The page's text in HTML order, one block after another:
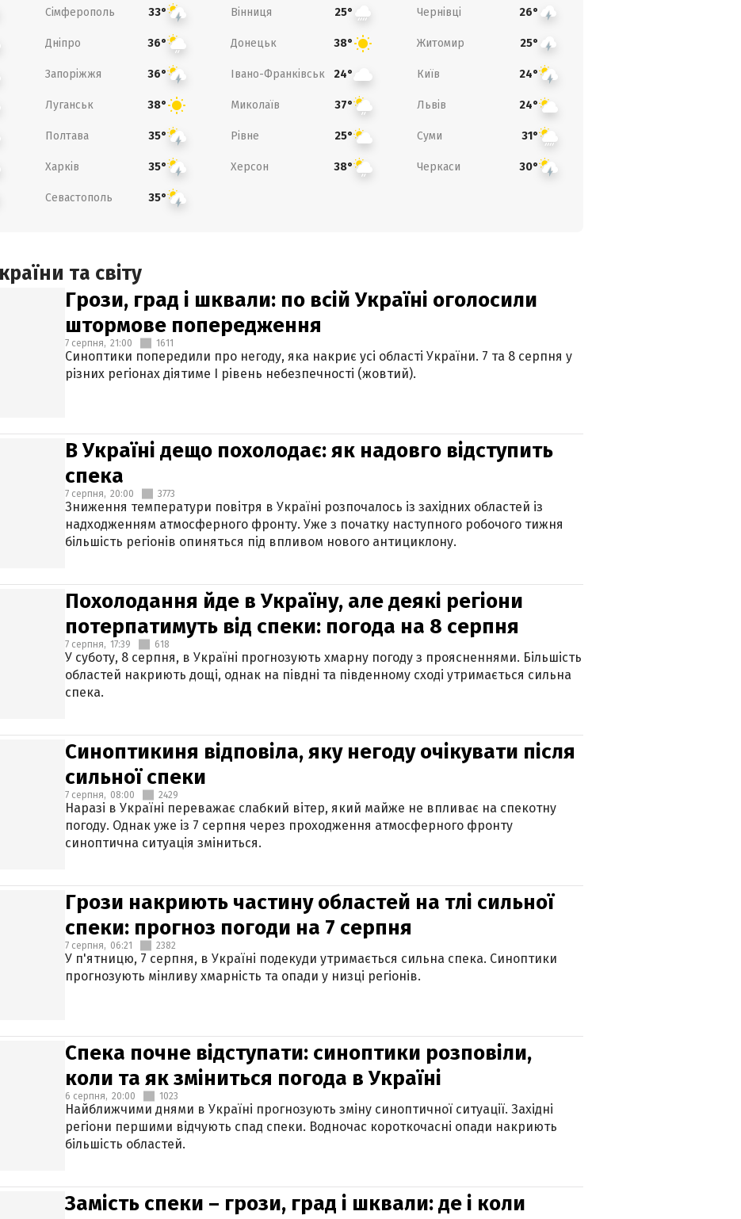
Сімферополь 33° Вінниця 25° Чернівці 26°
Дніпро 36° Донецьк 38° Житомир 25°
Запоріжжя 36° Івано-Франківськ 24° Київ 24°
Луганськ 38° Миколаїв 37° Львів 24°
Полтава 35° Рівне 25° Суми 31°
Харків 35° Херсон 38° Черкаси 30°
Севастополь 35°
та світу
Грози, град і шквали: по всій Україні оголосили
штормове попередження
7 серпня, 21:00 1611
Синоптики попередили про негоду, яка накриє усі області України. 7 та 8 серпня у
різних регіонах діятиме І рівень небезпечності (жовтий).
В Україні дещо похолодає: як надовго відступить
спека
7 серпня, 20:00 3773
Зниження температури повітря в Україні розпочалось із західних областей із
надходженням атмосферного фронту. Уже з початку наступного робочого тижня
більшість регіонів опиняться під впливом нового антициклону.
Похолодання йде в Україну, але деякі регіони
потерпатимуть від спеки: погода на 8 серпня
7 серпня, 17:39 618
У суботу, 8 серпня, в Україні прогнозують хмарну погоду з проясненнями. Більшість
областей накриють дощі, однак на півдні та південному сході утримається сильна
спека.
Синоптикиня відповіла, яку негоду очікувати після
сильної спеки
7 серпня, 08:00 2429
Наразі в Україні переважає слабкий вітер, який майже не впливає на спекотну
погоду. Однак уже із 7 серпня через проходження атмосферного фронту
синоптична ситуація зміниться.
Грози накриють частину областей на тлі сильної
спеки: прогноз погоди на 7 серпня
7 серпня, 06:21 2382
У п'ятницю, 7 серпня, в Україні подекуди утримається сильна спека. Синоптики
прогнозують мінливу хмарність та опади у низці регіонів.
Спека почне відступати: синоптики розповіли,
коли та як зміниться погода в Україні
6 серпня, 20:00 1023
Найближчими днями в Україні прогнозують зміну синоптичної ситуації. Західні
регіони першими відчують спад спеки. Водночас короткочасні опади накриють
більшість областей.
Замість спеки – грози, град і шквали: де і коли